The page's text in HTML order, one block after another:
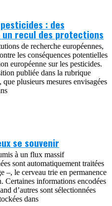
: des
recul des protections
de recherche européennes,
les conséquences potentielles
européenne sur les pesticides.
publiée dans la rubrique
plusieurs mesures envisagées
se souvenir
à un flux massif
sont automatiquement traitées
–, le cerveau trie en permanence
Certaines informations encodées
d’autres sont sélectionnées
dans